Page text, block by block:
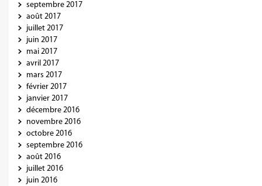
septembre 2017
août 2017
juillet 2017
juin 2017
mai 2017
avril 2017
mars 2017
février 2017
janvier 2017
décembre 2016
novembre 2016
octobre 2016
septembre 2016
août 2016
juillet 2016
juin 2016